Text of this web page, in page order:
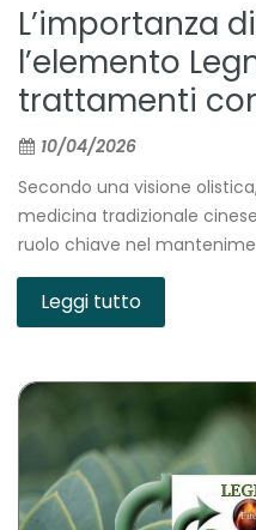
L’importanza
l’elemento
trattamenti
10/04/2026
Secondo una visione
medicina tradizionale
ruolo chiave nel
Leggi tutto